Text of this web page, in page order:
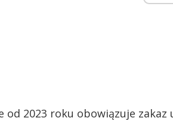
od 2023 roku obowiązuje